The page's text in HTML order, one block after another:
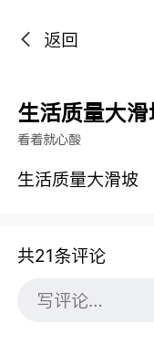
返回
生活质量大滑
看着就心酸
生活质量大滑坡
共21条评论